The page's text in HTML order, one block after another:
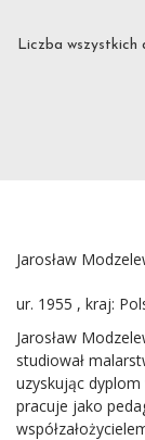
Liczba wszystkich
Jarosław
ur. 1955 , kraj:
Jarosław
studiował
uzyskując
pracuje jako